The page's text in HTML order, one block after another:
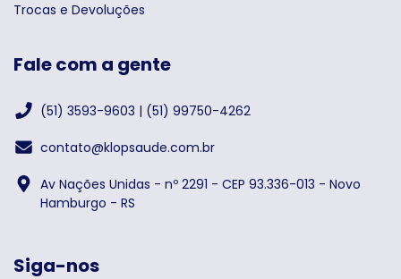
Trocas e Devoluções
Fale com a gente
(51) 3593-9603 | (51) 99750-4262
contato@klopsaude.com.br
Av Nações Unidas - nº 2291 - CEP 93.336-013 - Novo
Hamburgo - RS
Siga-nos